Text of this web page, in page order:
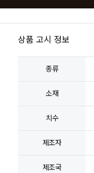
상품 고시 정보
종류
소재
치수
제조자
제조국